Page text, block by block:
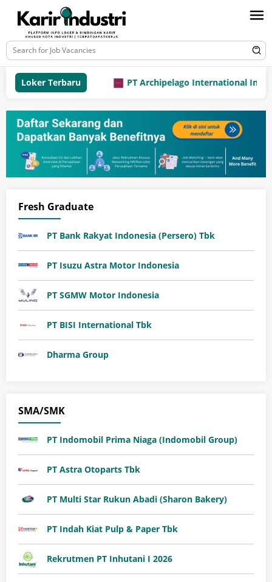
Loker Terbaru PT Archipelago International
Fresh Graduate
PT Bank Rakyat Indonesia (Persero) Tbk
PT Isuzu Astra Motor Indonesia
PT SGMW Motor Indonesia
​PT BISI International Tbk
Dharma Group
SMA/SMK
PT Indomobil Prima Niaga (Indomobil Group)
PT Astra Otoparts Tbk
PT Multi Star Rukun Abadi (Sharon Bakery)
PT Indah Kiat Pulp & Paper Tbk
Rekrutmen PT Inhutani I 2026